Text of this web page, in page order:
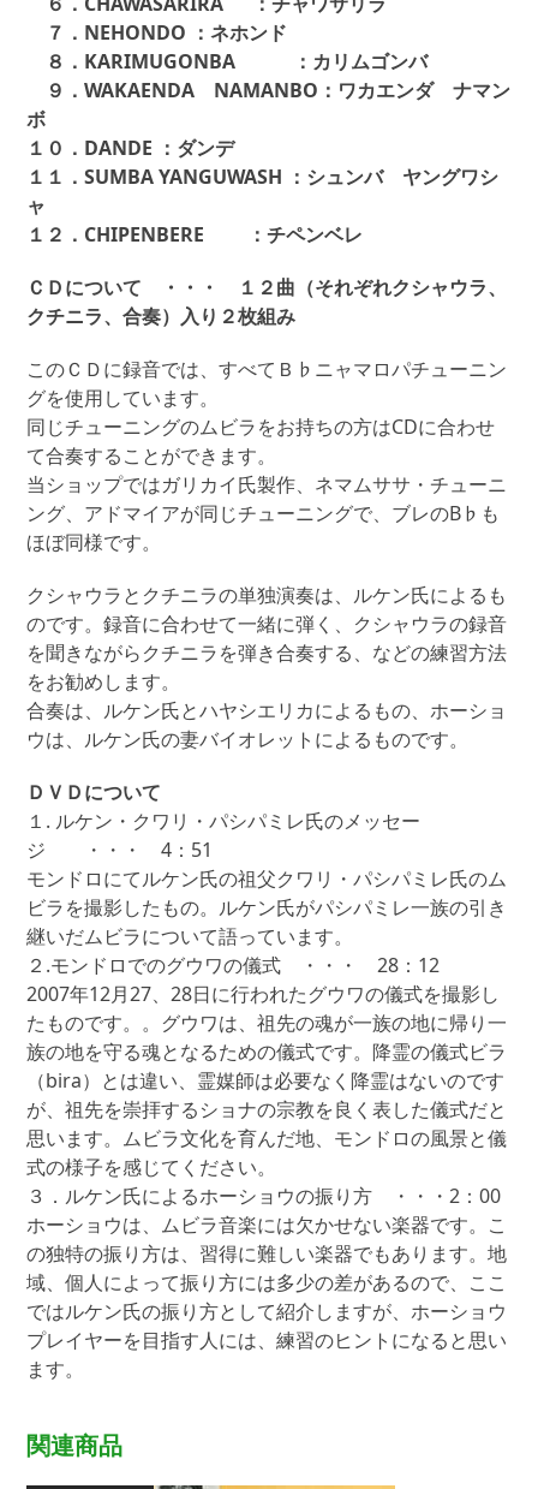
７．NEHONDO ：ネホンド
８．KARIMUGONBA ：カリムゴンバ
９．WAKAENDA NAMANBO：ワカエンダ ナマン
ボ
１０．DANDE ：ダンデ
１１．SUMBA YANGUWASH ：シュンバ ヤングワシ
ャ
１２．CHIPENBERE ：チペンベレ
ＣＤについて ・・・ １２曲（それぞれクシャウラ、
クチニラ、合奏）入り２枚組み
このＣＤに録音では、すべてＢ♭ニャマロパチューニン
グを使用しています。
同じチューニングのムビラをお持ちの方はCDに合わせ
て合奏することができます。
当ショップではガリカイ氏製作、ネマムササ・チューニ
ング、アドマイアが同じチューニングで、ブレのB♭も
ほぼ同様です。
クシャウラとクチニラの単独演奏は、ルケン氏によるも
のです。録音に合わせて一緒に弾く、クシャウラの録音
を聞きながらクチニラを弾き合奏する、などの練習方法
をお勧めします。
合奏は、ルケン氏とハヤシエリカによるもの、ホーショ
ウは、ルケン氏の妻バイオレットによるものです。
ＤＶＤについて
１. ルケン・クワリ・パシパミレ氏のメッセー
ジ ・・・ 4：51
モンドロにてルケン氏の祖父クワリ・パシパミレ氏のム
ビラを撮影したもの。ルケン氏がパシパミレ一族の引き
継いだムビラについて語っています。
２.モンドロでのグウワの儀式 ・・・ 28：12
2007年12月27、28日に行われたグウワの儀式を撮影し
たものです。。グウワは、祖先の魂が一族の地に帰り一
族の地を守る魂となるための儀式です。降霊の儀式ビラ
（bira）とは違い、霊媒師は必要なく降霊はないのです
が、祖先を崇拝するショナの宗教を良く表した儀式だと
思います。ムビラ文化を育んだ地、モンドロの風景と儀
式の様子を感じてください。
３．ルケン氏によるホーショウの振り方 ・・・2：00
ホーショウは、ムビラ音楽には欠かせない楽器です。こ
の独特の振り方は、習得に難しい楽器でもあります。地
域、個人によって振り方には多少の差があるので、ここ
ではルケン氏の振り方として紹介しますが、ホーショウ
プレイヤーを目指す人には、練習のヒントになると思い
ます。
関連商品